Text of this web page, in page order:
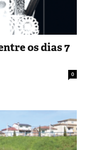
os dias 7
0